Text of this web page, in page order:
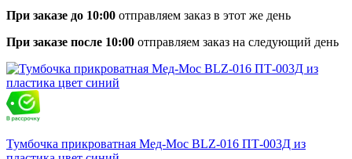
При заказе до 10:00 отправляем заказ в этот же день
При заказе после 10:00 отправляем заказ на следующий день
Тумбочка прикроватная Мед-Мос BLZ-016 ПТ-003Д из